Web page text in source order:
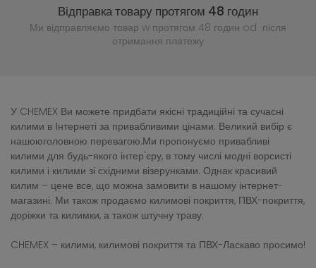
Відправка товару протягом 48 годин
Ми відправляємо товар w протягом 48 годин od після
отримання платежу
У CHEMEX Ви можете придбати якісні традиційні та сучасні
килими в Інтернеті за привабливими цінами. Великий вибір є
нашоюголовною перевагою.Ми пропонуємо привабливі
килими для будь-якого інтер'єру, в тому числі модні ворсисті
килими і килими зі східними візерунками. Однак красивий
килим – цене все, що можна замовити в нашому інтернет-
магазині. Ми також продаємо килимові покриття, ПВХ-покриття,
доріжки та килимки, а також штучну траву.
CHEMEX – килими, килимові покриття та ПВХ-Ласкаво просимо!